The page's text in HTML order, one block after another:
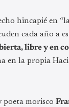
hincapié en
cada año a
libre y en
en la propia
poeta morisco